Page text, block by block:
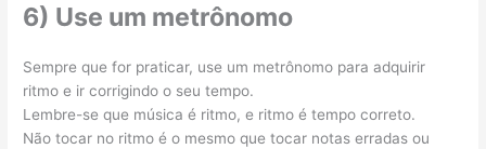
6) Use um metrônomo
Sempre que for praticar, use um metrônomo para adquirir
ritmo e ir corrigindo o seu tempo.
Lembre-se que música é ritmo, e ritmo é tempo correto.
Não tocar no ritmo é o mesmo que tocar notas erradas ou